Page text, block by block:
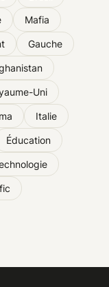
Mafia
Gauche
Uni
Italie
Éducation